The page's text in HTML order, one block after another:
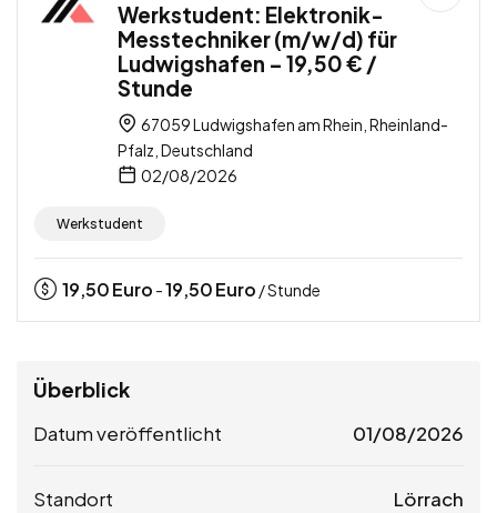
Werkstudent: Elektronik-
Messtechniker (m/w/d) für
Ludwigshafen – 19,50 € /
Stunde
67059 Ludwigshafen am Rhein, Rheinland-
Pfalz, Deutschland
02/08/2026
Werkstudent
19,50Euro -19,50Euro / Stunde
Überblick
Datum veröffentlicht 01/08/2026
Standort Lörrach